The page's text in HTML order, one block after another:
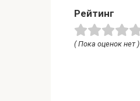
Рейтинг
( Пока оценок нет )